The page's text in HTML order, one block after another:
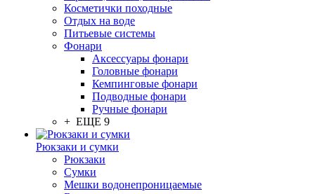
Косметички походные
Отдых на воде
Питьевые системы
Фонари
Аксессуары фонари
Головные фонари
Кемпинговые фонари
Подводные фонари
Ручные фонари
+ ЕЩЕ 9
Рюкзаки и сумки
Рюкзаки
Сумки
Мешки водонепроницаемые